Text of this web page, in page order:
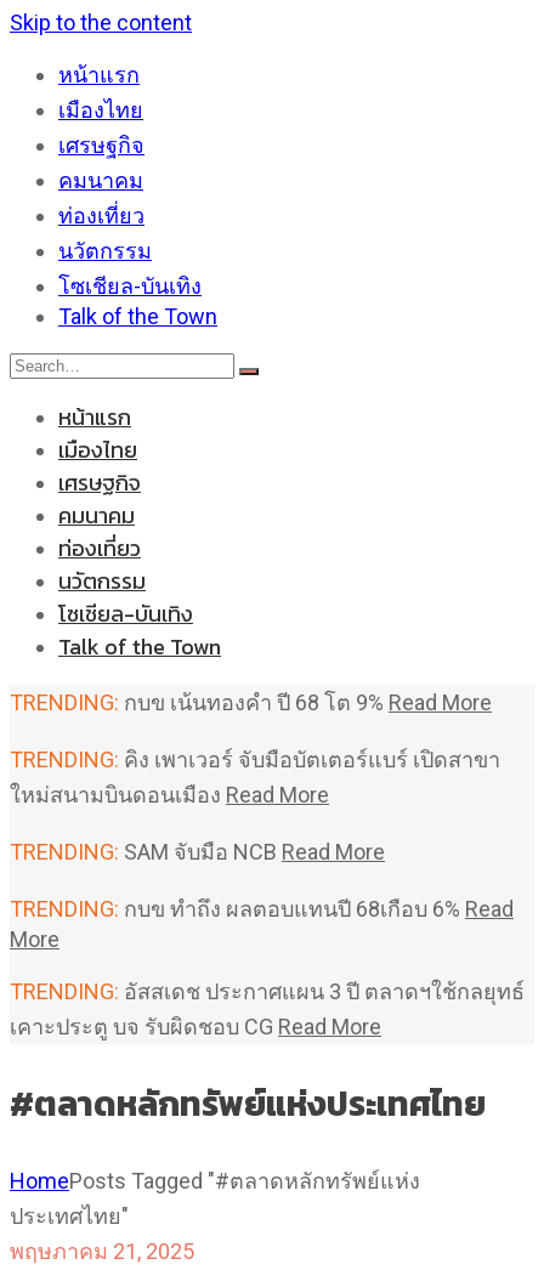
Skip to the content
หน้าแรก
เมืองไทย
เศรษฐกิจ
คมนาคม
ท่องเที่ยว
นวัตกรรม
โซเชียล-บันเทิง
Talk of the Town
หน้าแรก
เมืองไทย
เศรษฐกิจ
คมนาคม
ท่องเที่ยว
นวัตกรรม
โซเชียล-บันเทิง
Talk of the Town
TRENDING: กบข เน้นทองคำ ปี 68 โต 9% Read More
TRENDING: คิง เพาเวอร์ จับมือบัตเตอร์แบร์ เปิดสาขา
ใหม่สนามบินดอนเมือง Read More
TRENDING: SAM จับมือ NCB Read More
TRENDING: กบข ทำถึง ผลตอบแทนปี 68เกือบ 6% Read
More
TRENDING: อัสสเดช ประกาศแผน 3 ปี ตลาดฯใช้กลยุทธ์
เคาะประตู บจ รับผิดชอบ CG Read More
#ตลาดหลักทรัพย์แห่งประเทศไทย
HomePosts Tagged "#ตลาดหลักทรัพย์แห่ง
ประเทศไทย"
พฤษภาคม 21, 2025